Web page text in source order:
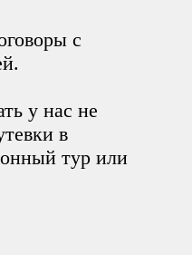
с
у нас не
в
тур или